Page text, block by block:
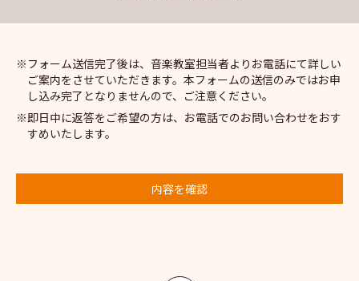
フォーム送信完了後は、音楽教室担当者よりお電話にて詳しい
ご案内をさせていただきます。本フォームの送信のみではお申
し込み完了となりませんので、ご注意ください。
即日中に返答をご希望の方は、お電話でのお問い合わせをおす
すめいたします。
内容を確認